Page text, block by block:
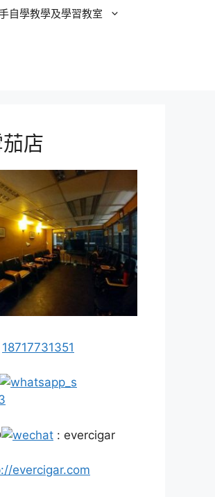
自學教學及學習教室
店
18717731351
: evercigar
evercigar.com